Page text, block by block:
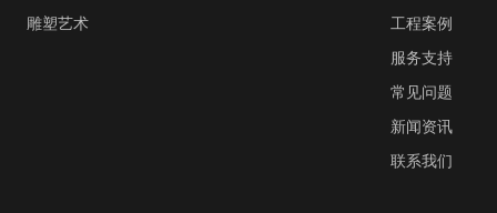
工程案例
服务支持
常见问题
新闻资讯
联系我们
雕塑艺术